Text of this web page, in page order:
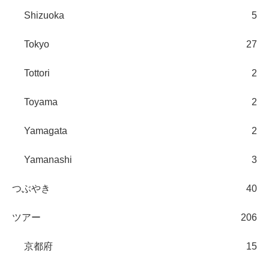
Shizuoka 5
Tokyo 27
Tottori 2
Toyama 2
Yamagata 2
Yamanashi 3
つぶやき 40
ツアー 206
京都府 15